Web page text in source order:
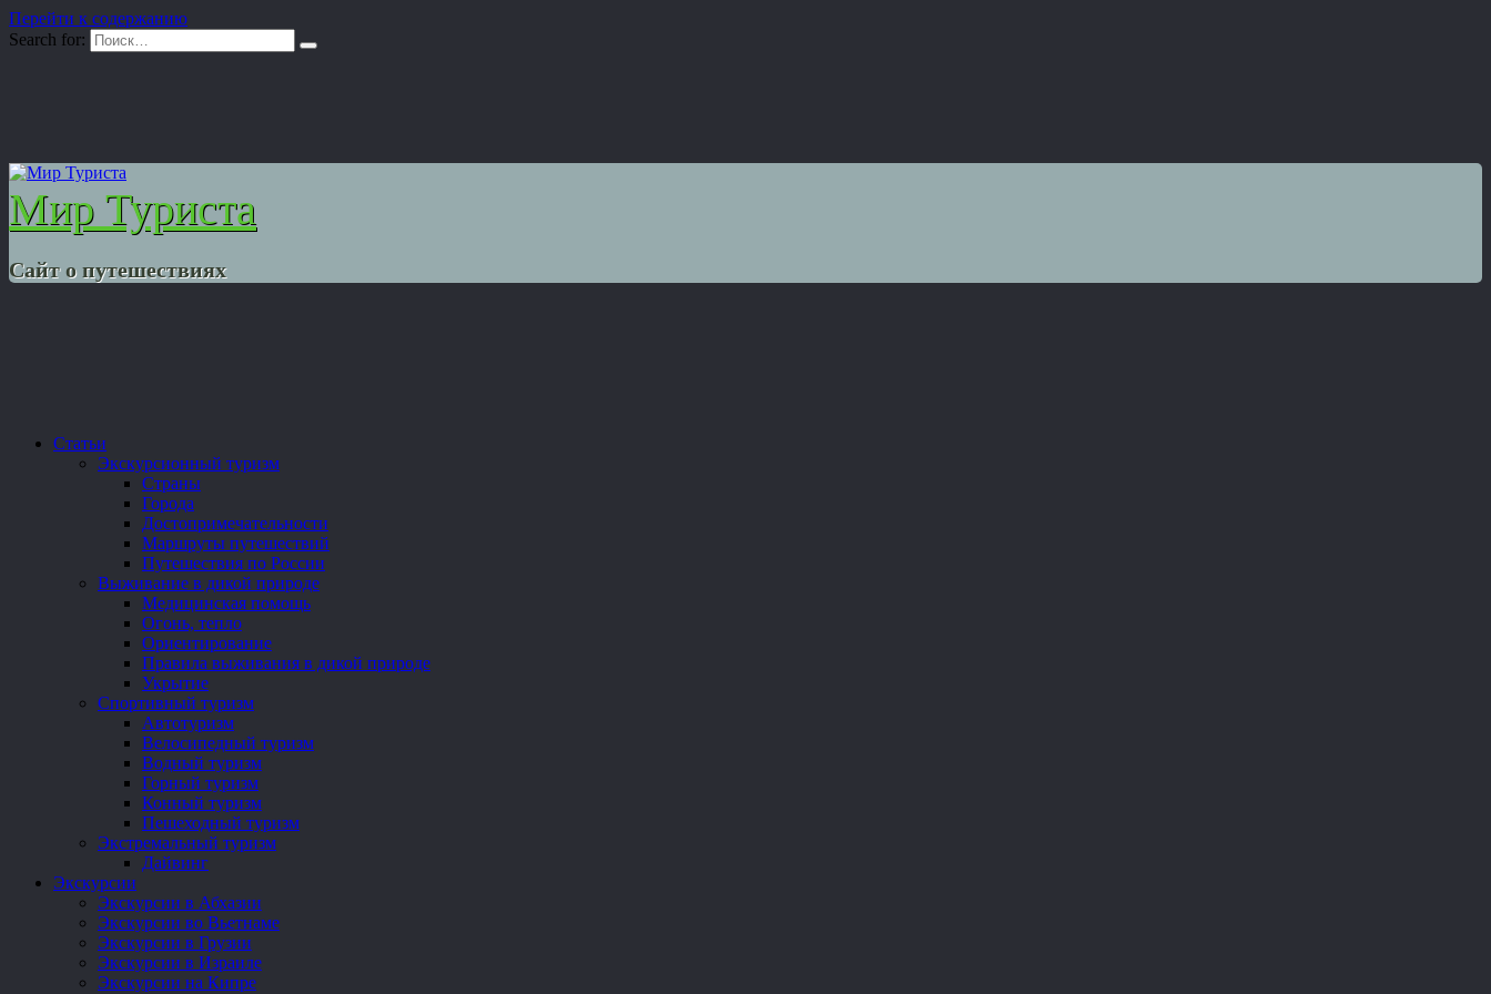
Перейти к содержанию
Search for:
Мир Туриста
Сайт о путешествиях
Статьи
Экскурсионный туризм
Страны
Города
Достопримечательности
Маршруты путешествий
Путешествия по России
Выживание в дикой природе
Медицинская помощь
Огонь, тепло
Ориентирование
Правила выживания в дикой природе
Укрытие
Спортивный туризм
Автотуризм
Велосипедный туризм
Водный туризм
Горный туризм
Конный туризм
Пешеходный туризм
Экстремальный туризм
Дайвинг
Экскурсии
Экскурсии в Абхазии
Экскурсии во Вьетнаме
Экскурсии в Грузии
Экскурсии в Израиле
Экскурсии на Кипре